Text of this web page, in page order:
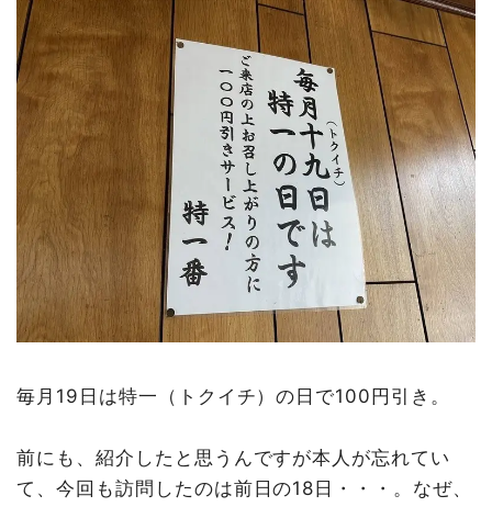
毎月19日は特一（トクイチ）の日で100円引き。
前にも、紹介したと思うんですが本人が忘れてい
て、今回も訪問したのは前日の18日・・・。なぜ、